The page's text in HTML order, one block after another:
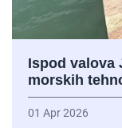
Ispod valova
morskih
01 Apr 2026